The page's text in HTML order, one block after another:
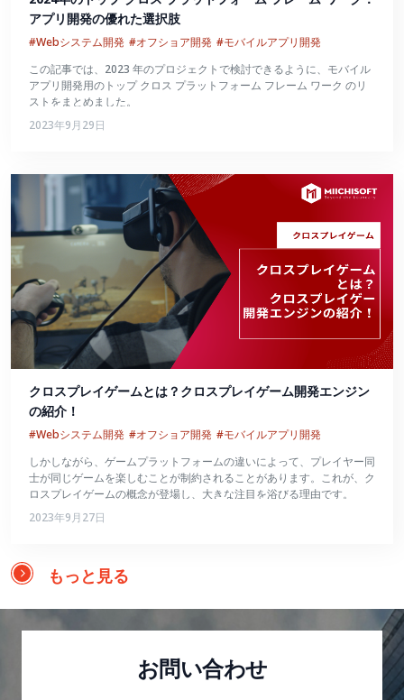
アプリ開発の優れた選択肢
#Webシステム開発 #オフショア開発 #モバイルアプリ開発
この記事では、2023 年のプロジェクトで検討できるように、モバイル
アプリ開発用のトップ クロス プラットフォーム フレーム ワーク のリ
ストをまとめました。
2023年9月29日
クロスプレイゲームとは？クロスプレイゲーム開発エンジン
の紹介！
#Webシステム開発 #オフショア開発 #モバイルアプリ開発
しかしながら、ゲームプラットフォームの違いによって、プレイヤー同
士が同じゲームを楽しむことが制約されることがあります。これが、ク
ロスプレイゲームの概念が登場し、大きな注目を浴びる理由です。
2023年9月27日
もっと見る
お問い合わせ